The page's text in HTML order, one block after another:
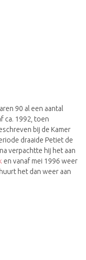
90 al een aantal
ca. 1992, toen
bij de Kamer
draaide Petiet de
verpachtte hij het aan
en vanaf mei 1996 weer
het dan weer aan